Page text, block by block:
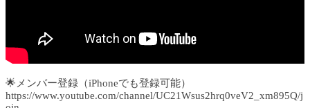
🌟メンバー登録（iPhoneでも登録可能）
https://www.youtube.com/channel/UC21Wsus2hrq0veV2_xm895Q/j